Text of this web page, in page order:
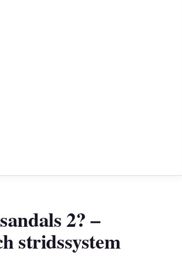
2? –
stridssystem